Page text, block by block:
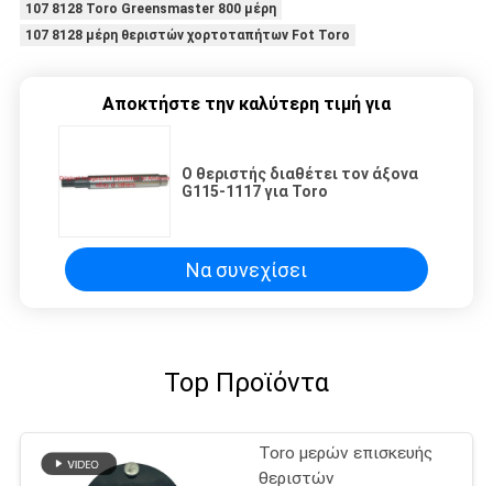
107 8128 Toro Greensmaster 800 μέρη
107 8128 μέρη θεριστών χορτοταπήτων Fot Toro
Αποκτήστε την καλύτερη τιμή για
Ο θεριστής διαθέτει τον άξονα
G115-1117 για Toro
Να συνεχίσει
Top Προϊόντα
Toro μερών επισκευής
θεριστών